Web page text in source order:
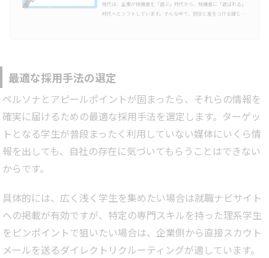
現代は、企業が候補者を「選ぶ」時代から、候補者に「選ばれる」
時代へとシフトしています。そんな中で、他社と差をつける鍵とな
語化したことで、採用を…
最適な採用手法の選定
ペルソナとアピールポイントが固まったら、それらの情報を
確実に届けるための最適な採用手法を選定します。ターゲッ
トとなる学生が普段まったく利用していない媒体にいくら情
報を出しても、自社の存在に気づいてもらうことはできない
からです。
具体的には、広く浅く学生を集めたい場合は就職ナビサイト
への掲載が有効ですが、特定の専門スキルを持った理系学生
をピンポイントで狙いたい場合は、企業側から直接スカウト
メールを送るダイレクトリクルーティングが適しています。